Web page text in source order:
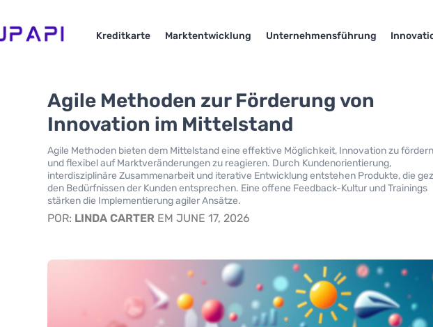
Kreditkarte Marktentwicklung Unternehmensführung
Agile Methoden zur Förderung von
Innovation im Mittelstand
Agile Methoden bieten dem Mittelstand eine effektive Möglichkeit, Innovation zu fördern
und flexibel auf Marktveränderungen zu reagieren. Durch Kundenorientierung,
interdisziplinäre Zusammenarbeit und iterative Entwicklung entstehen Produkte, die
den Bedürfnissen der Kunden entsprechen. Eine offene Feedback-Kultur und Trainings
stärken die Implementierung agiler Ansätze.
POR: LINDA CARTER EM JUNE 17, 2026